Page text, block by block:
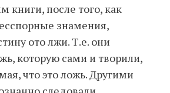
книги, после того, как
знамения,
ото лжи. Т.е. они
которую сами и творили,
что это ложь. Другими